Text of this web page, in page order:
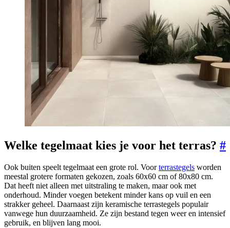
Welke tegelmaat kies je voor het terras? #
Ook buiten speelt tegelmaat een grote rol. Voorterrastegels worden
meestal grotere formaten gekozen, zoals 60x60 cm of 80x80 cm.
Dat heeft niet alleen met uitstraling te maken, maar ook met
onderhoud. Minder voegen betekent minder kans op vuil en een
strakker geheel. Daarnaast zijn keramische terrastegels populair
vanwege hun duurzaamheid. Ze zijn bestand tegen weer en intensief
gebruik, en blijven lang mooi.